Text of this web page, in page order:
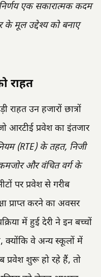
एक सकारात्मक कदम
के मूल उद्देश्य को बनाए
राहत
उन हजारों छात्रों
आरटीई प्रवेश का इंतजार
(RTE) के तहत, निजी
और वंचित वर्ग के
पर प्रवेश से गरीब
प्राप्त करने का अवसर
में हुई देरी ने इन बच्चों
क्योंकि वे अन्य स्कूलों में
प्रवेश शुरू हो रहे हैं, तो